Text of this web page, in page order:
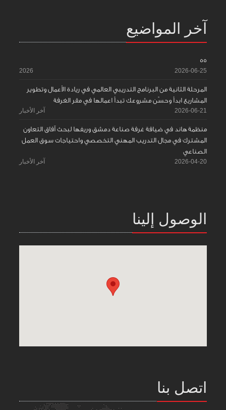
آخر المواضيع
55
2026-06-25
2026
المرحلة الثانية من البرنامج التدريبي العالمي في ريادة الأعمال وتطوير
المشاريع ابدأ وحسّن مشروعك تبدأ اعمالها في مقر الغرفة
2026-06-21 آخر الأخبار
منظمة هاند في ضيافة غرفة صناعة دمشق وريفها لبحث آفاق التعاون
المشترك في مجال التدريب المهني التخصصي واحتياجات سوق العمل
الصناعي
2026-04-20 آخر الأخبار
الوصول إلينا
اتصل بنا